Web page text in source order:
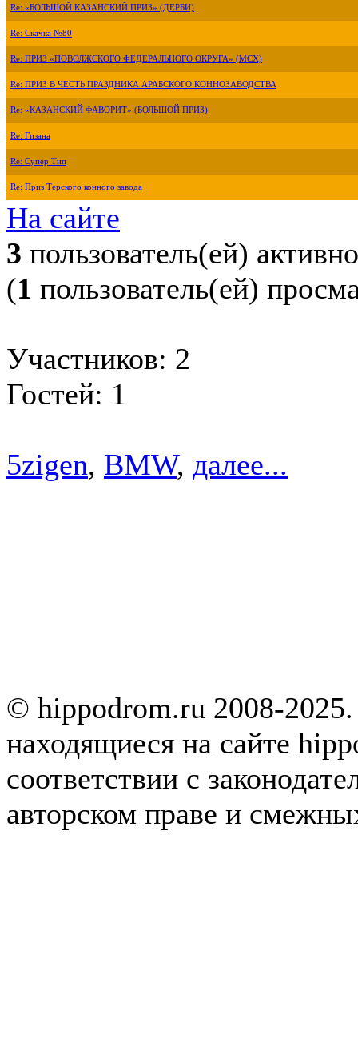
Re: «БОЛЬШОЙ КАЗАНСКИЙ ПРИЗ» (ДЕРБИ)
Re: Скачка №80
Re: ПРИЗ «ПОВОЛЖСКОГО ФЕДЕРАЛЬНОГО ОКРУГА» (МСХ)
Re: ПРИЗ В ЧЕСТЬ ПРАЗДНИКА АРАБСКОГО КОННОЗАВОДСТВА
Re: «КАЗАНСКИЙ ФАВОРИТ» (БОЛЬШОЙ ПРИЗ)
Re: Гизана
Re: Супер Тип
Re: Приз Терского конного завода
На сайте
3 пользователь(ей) активно
(1 пользователь(ей)
Участников: 2
Гостей: 1
5zigen, BMW, далее...
© hippodrom.ru 2008-
находящиеся на сайте
соответствии с
авторском праве и